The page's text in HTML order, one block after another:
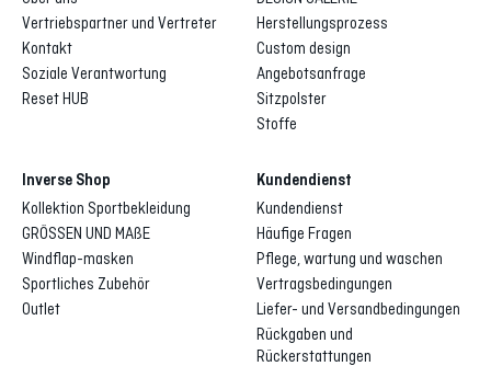
Vertriebspartner und Vertreter
Kontakt
Soziale Verantwortung
Reset HUB
Herstellungsprozess
Custom design
Angebotsanfrage
Sitzpolster
Stoffe
Inverse Shop
Kollektion Sportbekleidung
GRÖSSEN UND MAßE
Windflap-masken
Sportliches Zubehör
Outlet
Kundendienst
Kundendienst
Häufige Fragen
Pflege, wartung und waschen
Vertragsbedingungen
Liefer- und Versandbedingungen
Rückgaben und
Rückerstattungen